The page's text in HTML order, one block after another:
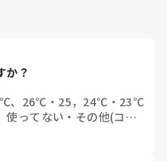
か？
、26℃ ・ 25，24℃ ・ 23℃
使ってない ・ その他(コメ